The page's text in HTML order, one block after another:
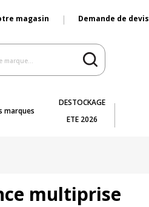
magasin Demande de devis
marques
DESTOCKAGE
ETE 2026
multiprise